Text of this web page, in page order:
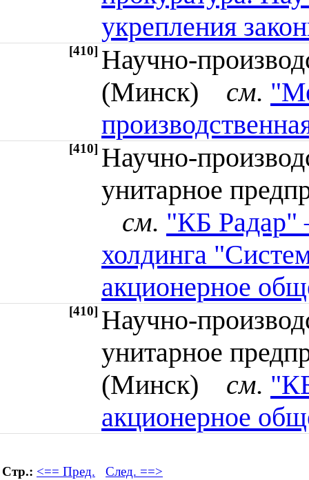
укрепления
[410] Научно-
(Минск) см.
[410] Научно-
унитарное
см. "КБ Радар"
холдинга
акционерное
[410] Научно-
унитарное
(Минск) см.
акционерное
Стр.: <== Пред. След. ==>